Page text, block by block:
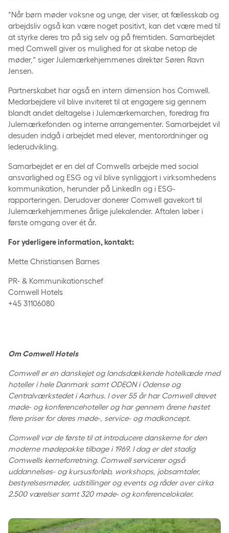
”Når børn møder voksne og unge, der viser, at fællesskab og
arbejdsliv også kan være noget positivt, kan det være med til
at styrke deres tro på sig selv og på fremtiden. Samarbejdet
med Comwell giver os mulighed for at skabe netop de
møder,” siger Julemærkehjemmenes direktør Søren Ravn
Jensen.
Partnerskabet har også en intern dimension hos Comwell.
Medarbejdere vil blive inviteret til at engagere sig gennem
blandt andet deltagelse i Julemærkemarchen, foredrag fra
Julemærkefonden og interne arrangementer. Samarbejdet vil
desuden indgå i arbejdet med elever, mentorordninger og
lederudvikling.
Samarbejdet er en del af Comwells arbejde med social
ansvarlighed og ESG og vil blive synliggjort i virksomhedens
kommunikation, herunder på LinkedIn og i ESG-
rapporteringen. Derudover donerer Comwell gavekort til
Julemærkehjemmenes årlige julekalender. Aftalen løber i
første omgang over ét år.
For yderligere information, kontakt:
Mette Christiansen Barnes
PR- & Kommunikationschef
Comwell Hotels
+45 31106080
Om Comwell Hotels
Comwell er en danskejet og landsdækkende hotelkæde med
hoteller i hele Danmark samt ODEON i Odense og
Centralværkstedet i Aarhus. I over 55 år har Comwell drevet
møde- og konferencehoteller og har gennem årene høstet
flere priser for deres møde-, service- og madkoncept.
Comwell var de første til at introducere danskerne for den
moderne mødepakke tilbage i 1969. I dag er det stadig
Comwells kerneforretning. Comwell servicerer også
uddannelses- og kursusforløb, workshops, jobsamtaler,
bestyrelsesmøder, udstillinger og events og råder over cirka
2.500 værelser samt 320 møde- og konferencelokaler.
Faglighed, fællesskab og råvarer